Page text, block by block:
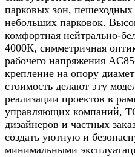
парковых зон,
небольших парковок.
комфортная нейтрально-
4000К, симметричная
рабочего напряжения
крепление на опору
стоимость делают эту
реализации проектов в
управляющих компаний,
дизайнеров и частных
создать уютную и
минимальными